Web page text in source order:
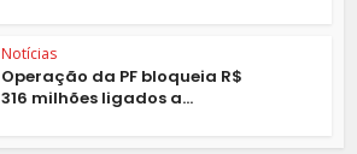
Notícias
Operação da PF bloqueia R$
316 milhões ligados a...